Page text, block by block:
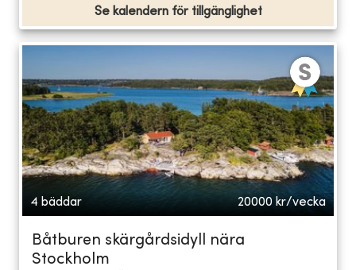
Se kalendern för tillgänglighet
4 bäddar 20000 kr/vecka
Båtburen skärgårdsidyll nära
Stockholm